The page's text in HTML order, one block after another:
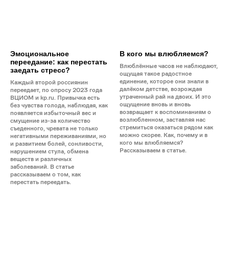
Эмоциональное
переедание: как перестать
заедать стресс?
Каждый второй россиянин
переедает, по опросу 2023 года
ВЦИОМ и kp.ru. Привычка есть
без чувства голода, наблюдая, как
появляется избыточный вес и
смущение из-за количество
съеденного, чревата не только
негативными переживаниями, но
и развитием болей, сонливости,
нарушением стула, обмена
веществ и различных
заболеваний. В статье
рассказываем о том, как
перестать переедать.
В кого мы влюбляемся?
Влюблённые часов не наблюдают,
ощущая такое радостное
единение, которое они знали в
далёком детстве, возрождая
утраченный рай на двоих. И это
ощущение вновь и вновь
возвращает к воспоминаниям о
возлюбленном, заставляя нас
стремиться оказаться рядом как
можно скорее. Как, почему и в
кого мы влюбляемся?
Рассказываем в статье.